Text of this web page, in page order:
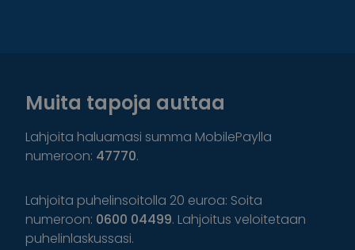
Muita tapoja auttaa
Lahjoita haluamasi summa MobilePaylla
numeroon: 47770.
Lahjoita puhelinsoitolla 20 euroa: Soita
numeroon: 0600 04499. Lahjoitus veloitetaan
puhelinlaskussasi.